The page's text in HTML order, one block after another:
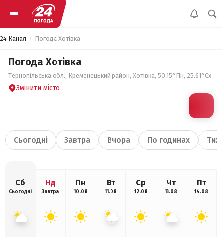
24 Канал Погода Хотівка
Погода Хотівка
Тернопільська обл., Кременецький район, Хотівка, 50.15°Пн, 25.61°Сх
Змінити місто
Сьогодні Завтра Вчора По годинах
Сб
Сьогодні
Нд
Завтра
Пн
10.08
Вт
11.08
Ср
12.08
Чт
13.08
Пт
14.08